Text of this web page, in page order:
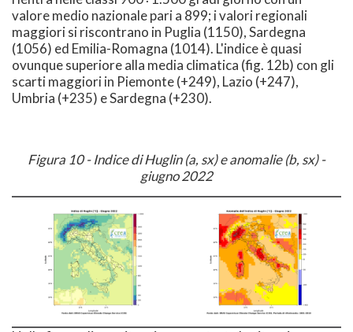
valore medio nazionale pari a 899; i valori regionali
maggiori si riscontrano in Puglia (1150), Sardegna
(1056) ed Emilia-Romagna (1014). L'indice è quasi
ovunque superiore alla media climatica (fig. 12b) con gli
scarti maggiori in Piemonte (+249), Lazio (+247),
Umbria (+235) e Sardegna (+230).
Figura 10 - Indice di Huglin (a, sx) e anomalie (b, sx) -
giugno 2022